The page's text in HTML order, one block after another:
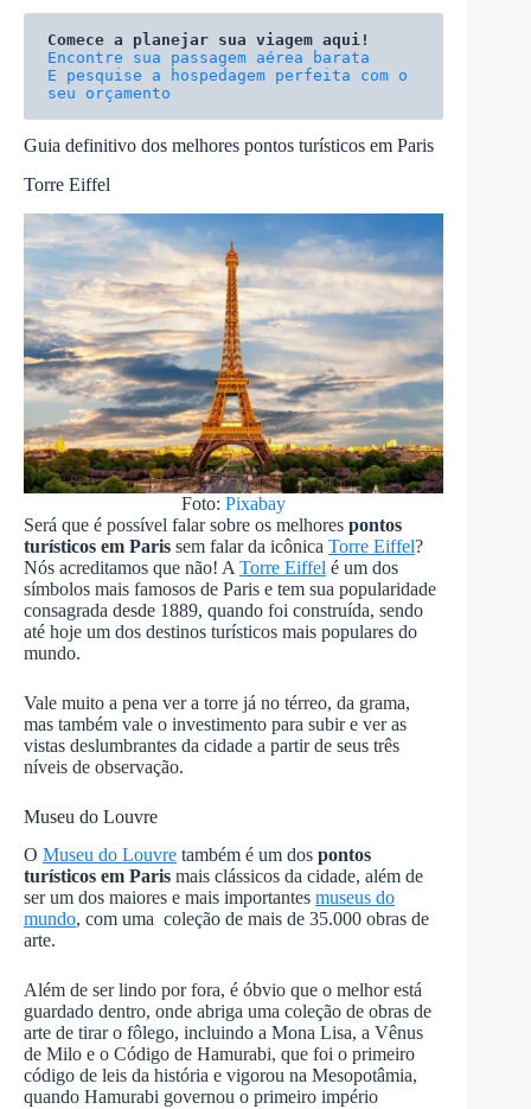
Comece a planejar sua viagem aqui!
E pesquise a hospedagem perfeita com o
seu orçamento
Guia definitivo dos melhores pontos turísticos em Paris
Torre Eiffel
Foto:Pixabay
Será que é possível falar sobre os melhores pontos
turísticos em Paris sem falar da icônica Torre Eiffel?
Nós acreditamos que não! A Torre Eiffel é um dos
símbolos mais famosos de Paris e tem sua popularidade
consagrada desde 1889, quando foi construída, sendo
até hoje um dos destinos turísticos mais populares do
mundo.
Vale muito a pena ver a torre já no térreo, da grama,
mas também vale o investimento para subir e ver as
vistas deslumbrantes da cidade a partir de seus três
níveis de observação.
Museu do Louvre
O Museu do Louvre também é um dos pontos
turísticos em Paris mais clássicos da cidade, além de
ser um dos maiores e mais importantes museus do
mundo, com uma coleção de mais de 35.000 obras de
arte.
Além de ser lindo por fora, é óbvio que o melhor está
guardado dentro, onde abriga uma coleção de obras de
arte de tirar o fôlego, incluindo a Mona Lisa, a Vênus
de Milo e o Código de Hamurabi, que foi o primeiro
código de leis da história e vigorou na Mesopotâmia,
quando Hamurabi governou o primeiro império